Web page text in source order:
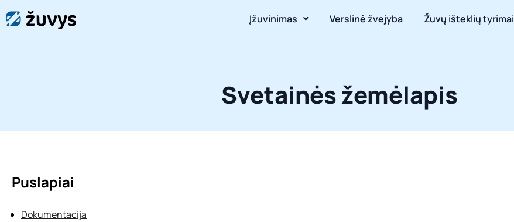
Įžuvinimas Verslinė žvejyba Žuvų išteklių tyrimai
Svetainės žemėlapis
Puslapiai
Dokumentacija